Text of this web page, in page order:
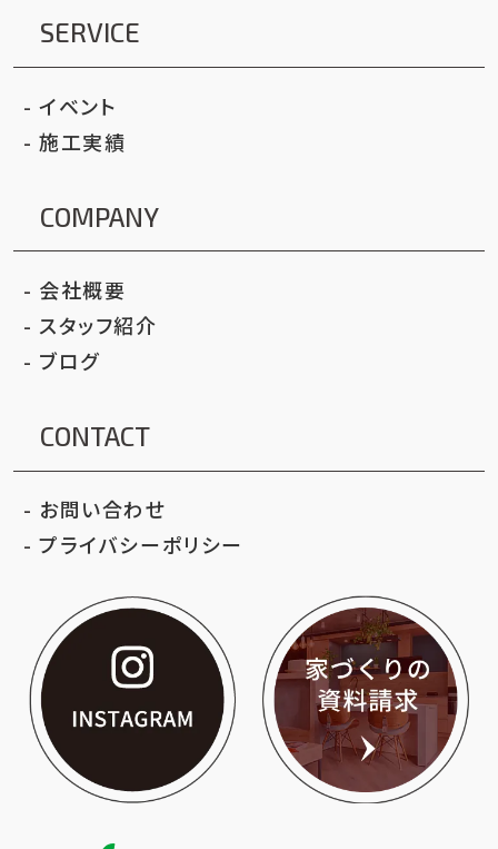
SERVICE
イベント
施工実績
COMPANY
会社概要
スタッフ紹介
ブログ
CONTACT
お問い合わせ
プライバシーポリシー
いろはクリエイト公